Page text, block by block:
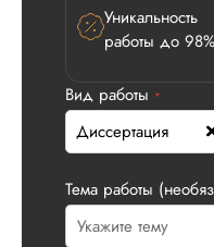
Уникальность
работы до 98%
Вид работы *
Диссертация
Тема работы